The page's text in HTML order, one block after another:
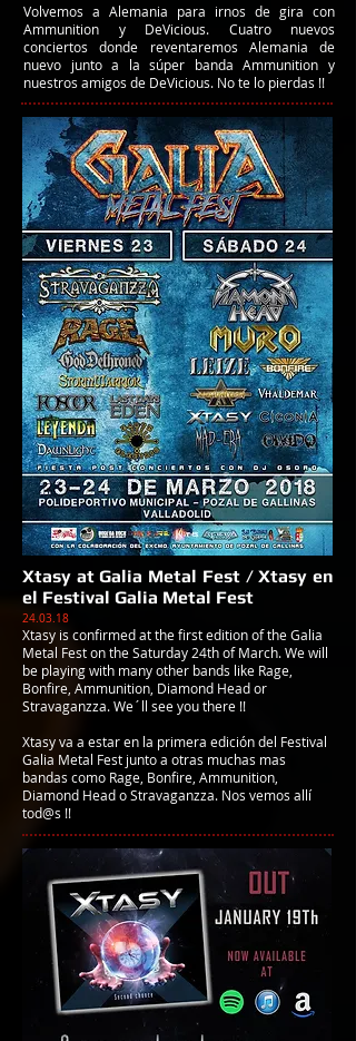
Volvemos a Alemania para irnos de gira con
Ammunition y DeVicious. Cuatro nuevos
conciertos donde reventaremos Alemania de
nuevo junto a la súper banda Ammunition y
nuestros amigos de DeVicious. No te lo pierdas !!
Xtasy at Galia Metal Fest / Xtasy en
el Festival Galia Metal Fest
24.03.18
Xtasy is confirmed at the first edition of the Galia
Metal Fest on the Saturday 24th of March. We will
be playing with many other bands like Rage,
Bonfire, Ammunition, Diamond Head or
Stravaganzza. We´ll see you there !!
Xtasy va a estar en la primera edición del Festival
Galia Metal Fest junto a otras muchas mas
bandas como Rage, Bonfire, Ammunition,
Diamond Head o Stravaganzza. Nos vemos allí
tod@s !!